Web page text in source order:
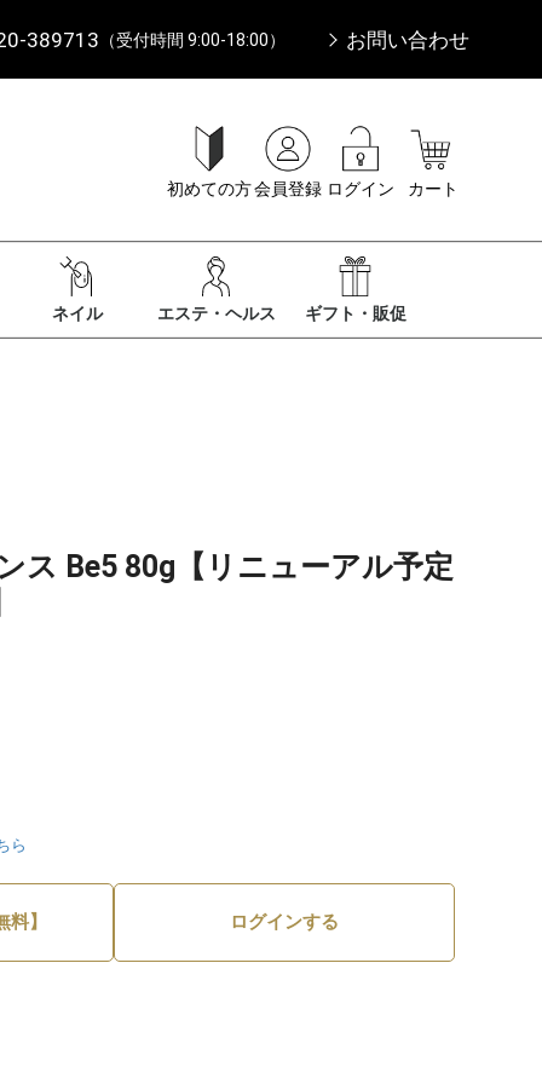
389713 （受付時間 9:00-18:00） お問い合わせ
初めての方会員登録 ログイン カート
ネイル エステ・ヘルス ギフト・販促
ス Be5 80g【リニューアル予定
ら
】 ログインする